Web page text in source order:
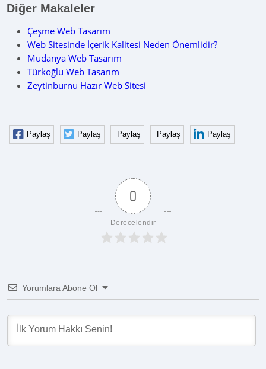
Diğer Makaleler
Çeşme Web Tasarım
Web Sitesinde İçerik Kalitesi Neden Önemlidir?
Mudanya Web Tasarım
Türkoğlu Web Tasarım
Zeytinburnu Hazır Web Sitesi
Paylaş Paylaş Paylaş Paylaş Paylaş
0
Derecelendir
Yorumlara Abone Ol